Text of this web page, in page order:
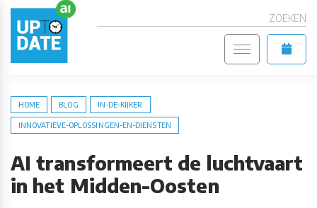
ZOEKEN
HOME BLOG IN-DE-KIJKER
INNOVATIEVE-OPLOSSINGEN-EN-DIENSTEN
AI transformeert de luchtvaart
in het Midden-Oosten